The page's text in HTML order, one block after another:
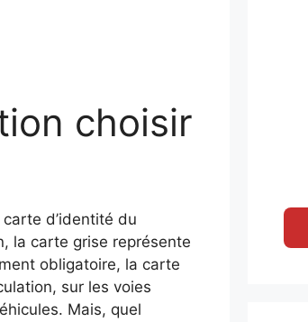
choisir
d’identité du
la carte grise représente
obligatoire, la carte
sur les voies
Mais, quel